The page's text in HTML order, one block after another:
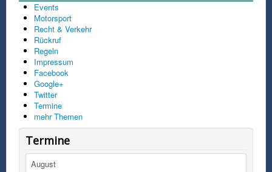
Events
Motorsport
Recht & Verkehr
Rückruf
Regeln
Impressum
Facebook
Google+
Twitter
Termine
mehr Themen
Termine
August